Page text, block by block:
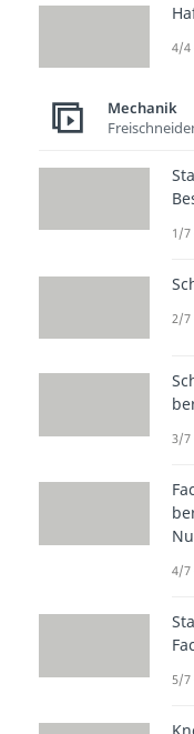
4/4
Mechanik
1/7
2/7
3/7
4/7
5/7